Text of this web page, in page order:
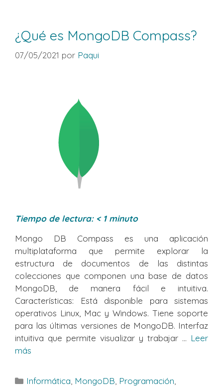
¿Qué es MongoDB Compass?
07/05/2021 por Paqui
Tiempo de lectura: < 1 minuto
Mongo DB Compass es una aplicación
multiplataforma que permite explorar la
estructura de documentos de las distintas
colecciones que componen una base de datos
MongoDB, de manera fácil e intuitiva.
Características: Está disponible para sistemas
operativos Linux, Mac y Windows. Tiene soporte
para las últimas versiones de MongoDB. Interfaz
intuitiva que permite visualizar y trabajar ... Leer
más
Categorías
Informática MongoDB Programación